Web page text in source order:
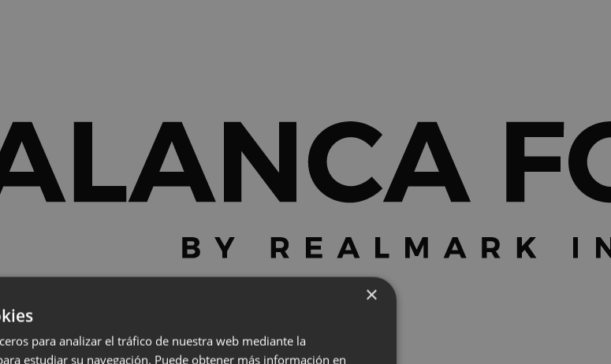
×
para analizar el tráfico de nuestra web mediante la
estudiar su navegación. Puede obtener más información en